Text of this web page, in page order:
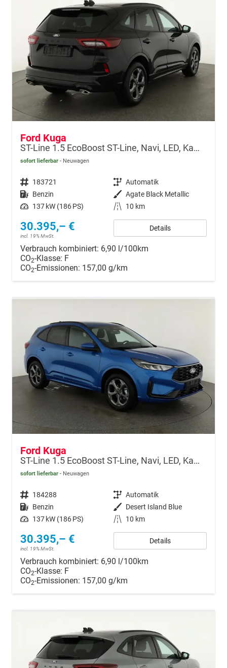
Ford Kuga
ST-Line 1.5 EcoBoost ST-Line, Navi, LED, Kamera, Winter, FS beheizbar
sofort lieferbar Neuwagen
Fahrzeugnr. 183721 Getriebe Automatik
Kraftstoff Benzin Außenfarbe Agate Black Metallic
Leistung 137 kW (186 PS) Kilometerstand 10 km
30.395,– €
incl. 19% MwSt.
Details
Verbrauch kombiniert: 6,90 l/100km
CO2-Klasse: F
CO2-Emissionen: 157,00 g/km
Ford Kuga
ST-Line 1.5 EcoBoost ST-Line, Navi, LED, Kamera, Winter, FS beheizbar
sofort lieferbar Neuwagen
Fahrzeugnr. 184288 Getriebe Automatik
Kraftstoff Benzin Außenfarbe Desert Island Blue
Leistung 137 kW (186 PS) Kilometerstand 10 km
30.395,– €
incl. 19% MwSt.
Details
Verbrauch kombiniert: 6,90 l/100km
CO2-Klasse: F
CO2-Emissionen: 157,00 g/km